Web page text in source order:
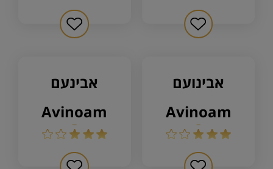
אבינועם
avinoam
אבינעם
avinoam